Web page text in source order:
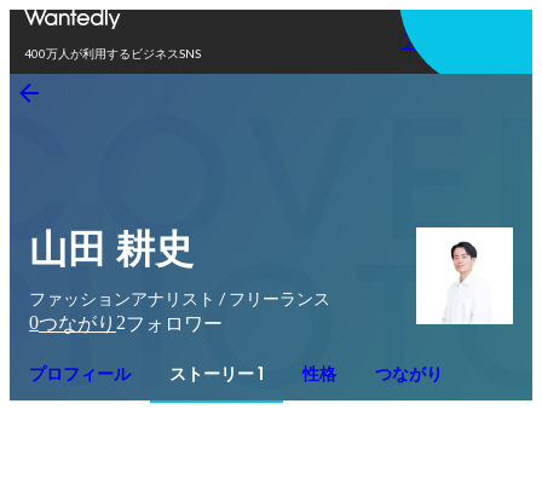
400万人が利用するビジネスSNS
アプリを使う
山田 耕史
ファッションアナリスト / フリーランス
0つながり 2フォロワー
プロフィール ストーリー 1 性格 つながり